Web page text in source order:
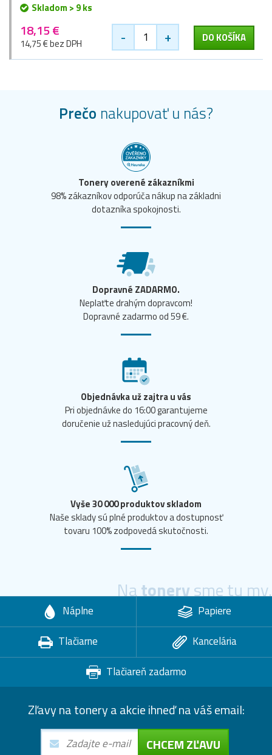
Skladom > 9 ks
18,15 €
14,75 € bez DPH - + DO KOŠÍKA
Prečo nakupovať u nás?
Tonery overené zákazníkmi
98% zákazníkov odporúča nákup na základni
dotazníka spokojnosti.
Dopravné ZADARMO.
Neplaťte drahým dopravcom!
Dopravné zadarmo od 59 €.
Objednávka už zajtra u vás
Pri objednávke do 16:00 garantujeme
doručenie už nasledujúci pracovný deň.
Vyše 30 000 produktov skladom
Naše sklady sú plné produktov a dostupnosť
tovaru 100% zodpovedá skutočnosti.
Natonerysme tu my.
Náplne
Papiere
Tlačiarne
Kancelária
Tlačiareň zadarmo
Zľavy na tonery a akcie ihneď na váš email:
CHCEM ZĽAVU